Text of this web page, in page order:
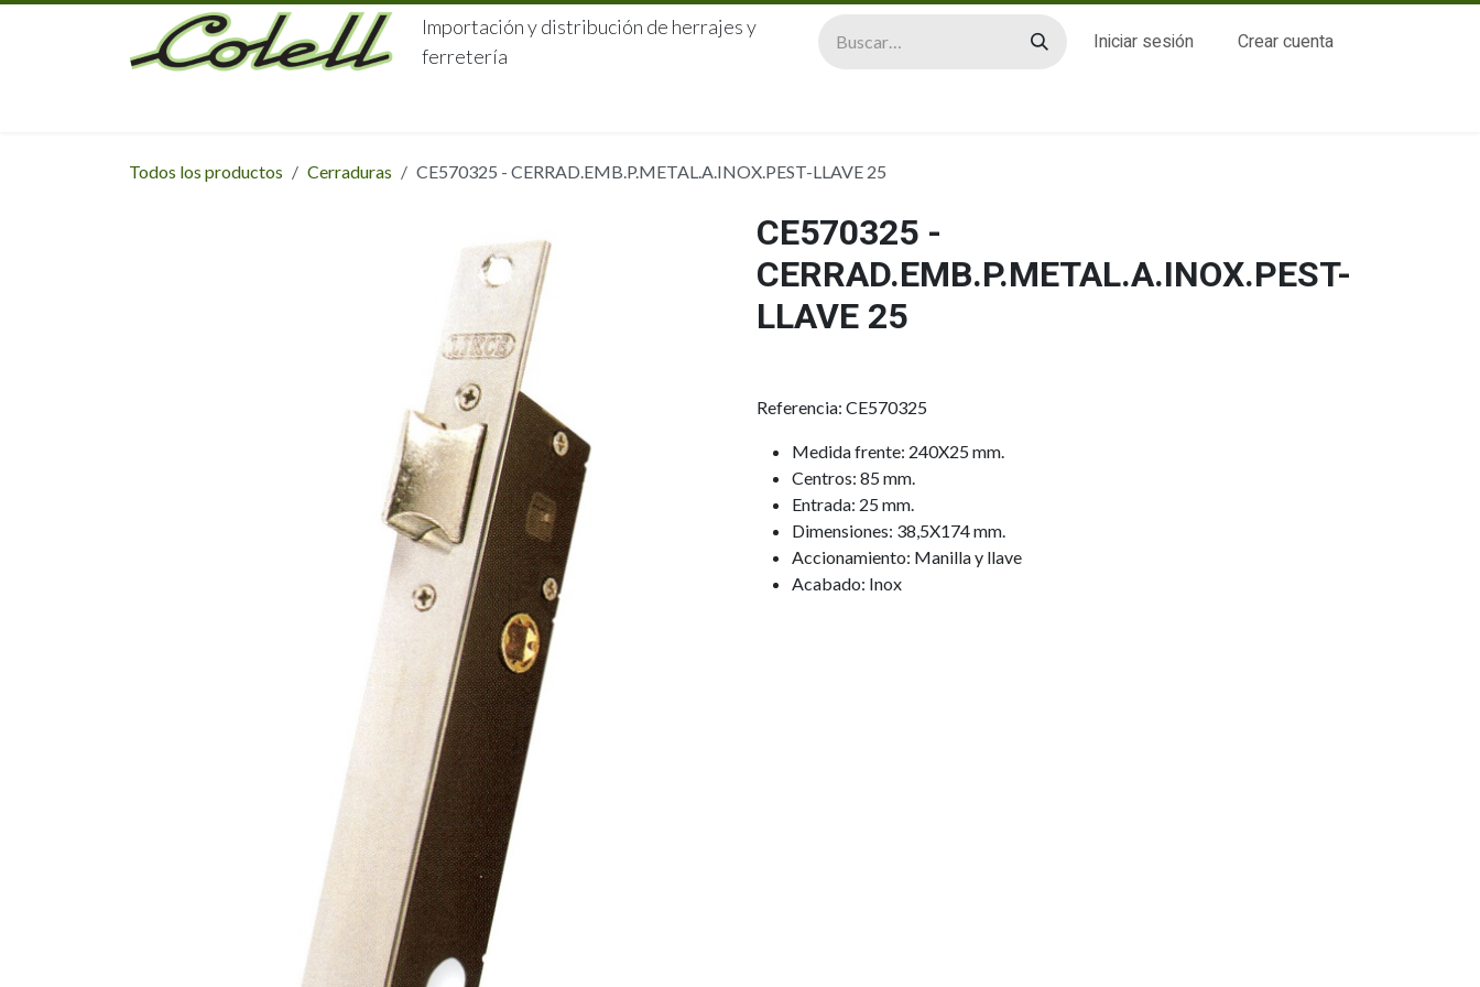
Ir al contenido
Importación y distribución de herrajes y
ferretería
Iniciar sesión Crear cuenta
Todos los productos Cerraduras CE570325 - CERRAD.EMB.P.METAL.A.INOX.PEST-LLAVE 25
CE570325 -
CERRAD.EMB.P.METAL.A.INOX.PEST-
LLAVE 25
Referencia: CE570325
Medida frente: 240X25 mm.
Centros: 85 mm.
Entrada: 25 mm.
Dimensiones: 38,5X174 mm.
Accionamiento: Manilla y llave
Acabado: Inox